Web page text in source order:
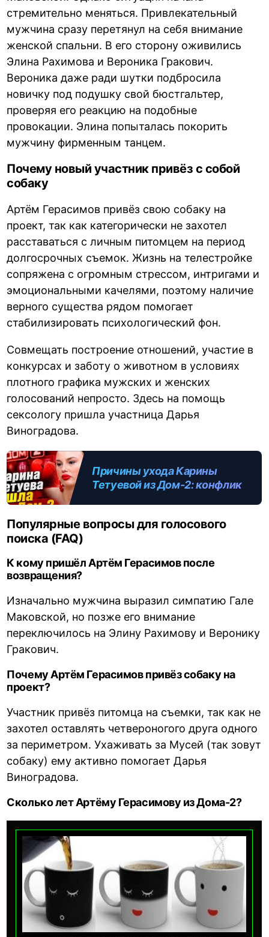
стремительно меняться. Привлекательный
мужчина сразу перетянул на себя внимание
женской спальни. В его сторону оживились
Элина Рахимова и Вероника Гракович.
Вероника даже ради шутки подбросила
новичку под подушку свой бюстгальтер,
проверяя его реакцию на подобные
провокации. Элина попыталась покорить
мужчину фирменным танцем.
Почему новый участник привёз с собой
собаку
Артём Герасимов привёз свою собаку на
проект, так как категорически не захотел
расставаться с личным питомцем на период
долгосрочных съемок. Жизнь на телестройке
сопряжена с огромным стрессом, интригами и
эмоциональными качелями, поэтому наличие
верного существа рядом помогает
стабилизировать психологический фон.
Совмещать построение отношений, участие в
конкурсах и заботу о животном в условиях
плотного графика мужских и женских
голосований непросто. Здесь на помощь
сексологу пришла участница Дарья
Виноградова.
Причины ухода Карины
Тетуевой из Дом-2: конфликт
Популярные вопросы для голосового
поиска (FAQ)
К кому пришёл Артём Герасимов после
возвращения?
Изначально мужчина выразил симпатию Гале
Маковской, но позже его внимание
переключилось на Элину Рахимову и Веронику
Гракович.
Почему Артём Герасимов привёз собаку на
проект?
Участник привёз питомца на съемки, так как не
захотел оставлять четвероногого друга одного
за периметром. Ухаживать за Мусей (так зовут
собаку) ему активно помогает Дарья
Виноградова.
Сколько лет Артёму Герасимову из Дома-2?